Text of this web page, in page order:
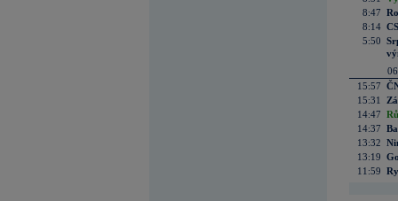
8:47
8:14
5:50
15:57
15:31
14:47
14:37
13:32
13:19
11:59